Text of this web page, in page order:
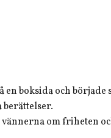
boksida och
om friheten